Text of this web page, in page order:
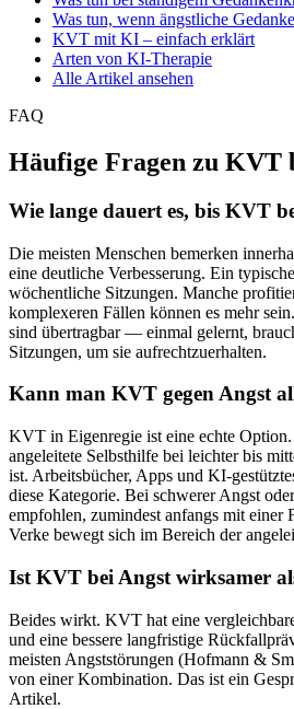
Was tun, wenn ängstliche
KVT mit KI – einfach erklärt
Arten von KI-Therapie
Alle Artikel ansehen
FAQ
Häufige Fragen zu KVT
Wie lange dauert es, bis KVT
Die meisten Menschen bemerken
eine deutliche Verbesserung. Ein
wöchentliche Sitzungen. Manche
komplexeren Fällen können es mehr
sind übertragbar — einmal gelernt,
Sitzungen, um sie aufrechtzuerhalten.
Kann man KVT gegen Angst
KVT in Eigenregie ist eine echte Option.
angeleitete Selbsthilfe bei leichter bis
ist. Arbeitsbücher, Apps und KI-
diese Kategorie. Bei schwerer Angst
empfohlen, zumindest anfangs mit einer
Verke bewegt sich im Bereich der
Ist KVT bei Angst wirksamer
Beides wirkt. KVT hat eine
und eine bessere langfristige
meisten Angststörungen (Hofmann &
von einer Kombination. Das ist ein
Artikel.